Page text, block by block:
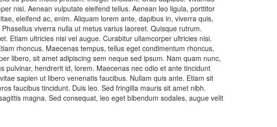
nisi. Aenean vulputate eleifend tellus. Aenean leo ligula, porttitor
eleifend ac, enim. Aliquam lorem ante, dapibus in, viverra quis,
viverra nulla ut metus varius laoreet. Quisque rutrum.
Etiam ultricies nisi vel augue. Curabitur ullamcorper ultricies nisi.
rhoncus. Maecenas tempus, tellus eget condimentum rhoncus,
libero, sit amet adipiscing sem neque sed ipsum. Nam quam nunc,
pulvinar, hendrerit id, lorem. Maecenas nec odio et ante tincidunt
sapien ut libero venenatis faucibus. Nullam quis ante. Etiam sit
faucibus tincidunt. Duis leo. Sed fringilla mauris sit amet nibh.
magna. Sed consequat, leo eget bibendum sodales, augue velit